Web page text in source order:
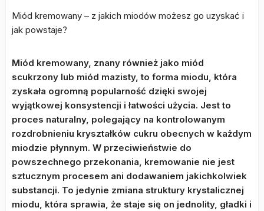
Miód kremowany – z jakich miodów możesz go uzyskać i
jak powstaje?
Miód kremowany, znany również jako miód
scukrzony lub miód mazisty, to forma miodu, która
zyskała ogromną popularność dzięki swojej
wyjątkowej konsystencji i łatwości użycia. Jest to
proces naturalny, polegający na kontrolowanym
rozdrobnieniu kryształków cukru obecnych w każdym
miodzie płynnym. W przeciwieństwie do
powszechnego przekonania, kremowanie nie jest
sztucznym procesem ani dodawaniem jakichkolwiek
substancji. To jedynie zmiana struktury krystalicznej
miodu, która sprawia, że staje się on jednolity, gładki i